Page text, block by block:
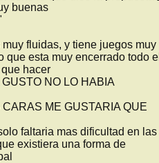
buenas
que esta muy encerrado todo el
hacer
ME GUSTARIA QUE
existiera una forma de